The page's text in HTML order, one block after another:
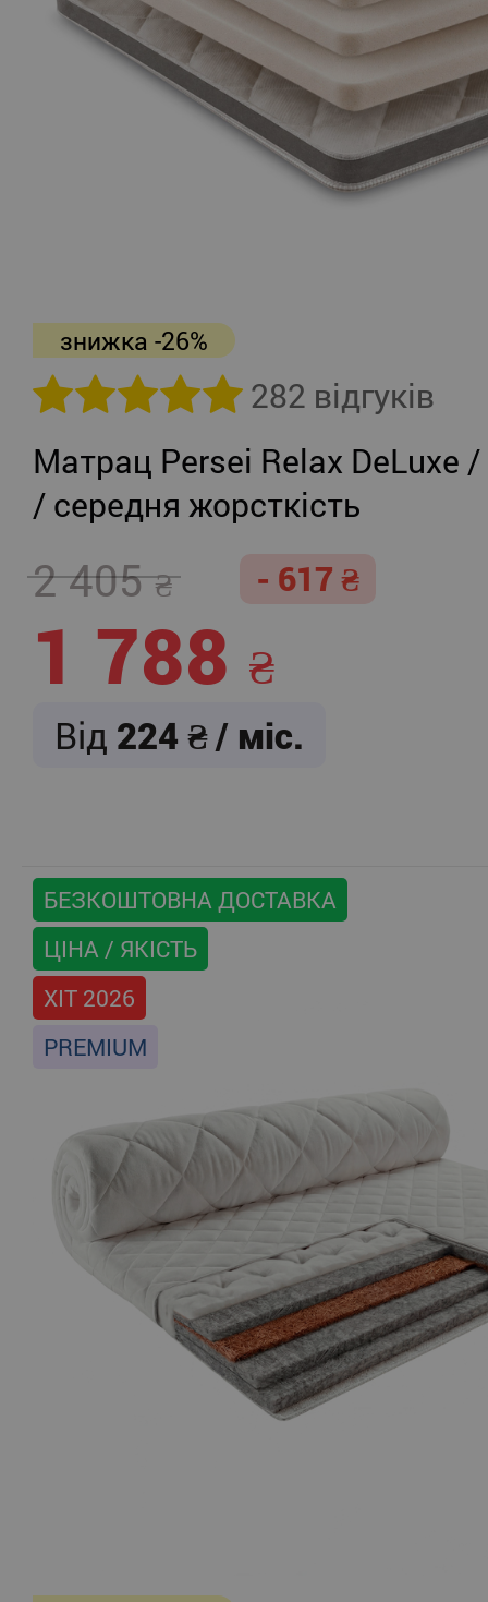
знижка -26%
282 відгуків
Матрац Persei Relax DeLuxe
/ середня жорсткість
2 405 - 617
1 788
Від 224 / міс.
БЕЗКОШТОВНА ДОСТАВКА
ЦІНА / ЯКІСТЬ
ХІТ 2026
PREMIUM